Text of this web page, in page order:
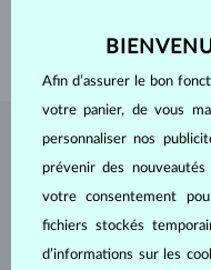
1.90 g
BIJOUX DE
Afin d’assurer le bon
votre panier, de vous
personnaliser nos
prévenir des
votre consentement
fichiers stockés
d’informations sur les